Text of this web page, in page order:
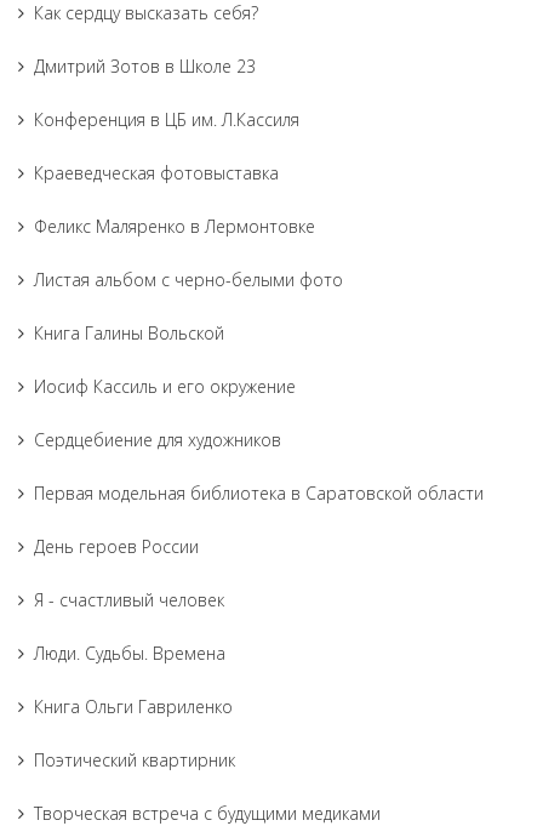
Как сердцу высказать себя?
Дмитрий Зотов в Школе 23
Конференция в ЦБ им. Л.Кассиля
Краеведческая фотовыставка
Феликс Маляренко в Лермонтовке
Листая альбом с черно-белыми фото
Книга Галины Вольской
Иосиф Кассиль и его окружение
Сердцебиение для художников
Первая модельная библиотека в Саратовской области
День героев России
Я - счастливый человек
Люди. Судьбы. Времена
Книга Ольги Гавриленко
Поэтический квартирник
Творческая встреча с будущими медиками